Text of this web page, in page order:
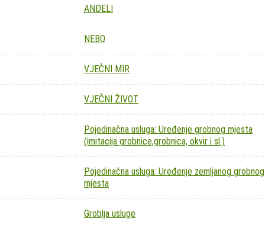
ANĐELI
NEBO
VJEČNI MIR
VJEČNI ŽIVOT
Pojedinačna usluga: Uređenje grobnog mjesta
(imitacija grobnice,grobnica, okvir i sl.)
Pojedinačna usluga: Uređenje zemljanog grobnog
mjesta
Groblja usluge